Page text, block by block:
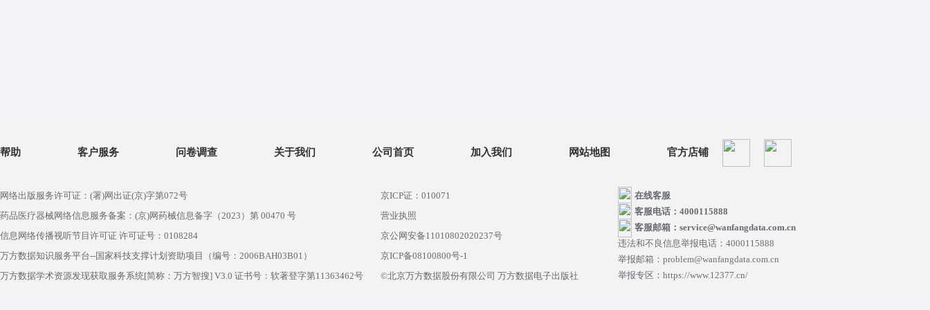
帮助 客户服务 问卷调查 关于我们 公司首页 加入我们 网站地图 官方店铺
网络出版服务许可证：(署)网出证(京)字第072号
药品医疗器械网络信息服务备案：(京)网药械信息备字（2023）第 00470 号
信息网络传播视听节目许可证 许可证号：0108284
万方数据知识服务平台--国家科技支撑计划资助项目（编号：2006BAH03B01）
万方数据学术资源发现获取服务系统[简称：万方智搜] V3.0 证书号：软著登字第11363462号
京ICP证：010071
营业执照
京公网安备11010802020237号
京ICP备08100800号-1
©北京万方数据股份有限公司 万方数据电子出版社
在线客服
客服电话：4000115888
客服邮箱：service@wanfangdata.com.cn
违法和不良信息举报电话：4000115888
举报邮箱：problem@wanfangdata.com.cn
举报专区：https://www.12377.cn/